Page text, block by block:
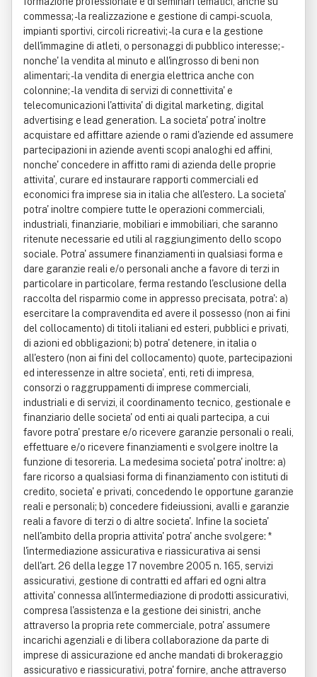
commessa; - la realizzazione e gestione di campi-scuola,
impianti sportivi, circoli ricreativi; -la cura e la gestione
dell'immagine di atleti, o personaggi di pubblico interesse; -
nonche' la vendita al minuto e all'ingrosso di beni non
alimentari; - la vendita di energia elettrica anche con
colonnine; - la vendita di servizi di connettivita' e
telecomunicazioni l'attivita' di digital marketing, digital
advertising e lead generation. La societa' potra' inoltre
acquistare ed affittare aziende o rami d'aziende ed assumere
partecipazioni in aziende aventi scopi analoghi ed affini,
nonche' concedere in affitto rami di azienda delle proprie
attivita', curare ed instaurare rapporti commerciali ed
economici fra imprese sia in italia che all'estero. La societa'
potra' inoltre compiere tutte le operazioni commerciali,
industriali, finanziarie, mobiliari e immobiliari, che saranno
ritenute necessarie ed utili al raggiungimento dello scopo
sociale. Potra' assumere finanziamenti in qualsiasi forma e
dare garanzie reali e/o personali anche a favore di terzi in
particolare in particolare, ferma restando l'esclusione della
raccolta del risparmio come in appresso precisata, potra': a)
esercitare la compravendita ed avere il possesso (non ai fini
del collocamento) di titoli italiani ed esteri, pubblici e privati,
di azioni ed obbligazioni; b) potra' detenere, in italia o
all'estero (non ai fini del collocamento) quote, partecipazioni
ed interessenze in altre societa', enti, reti di impresa,
consorzi o raggruppamenti di imprese commerciali,
industriali e di servizi, il coordinamento tecnico, gestionale e
finanziario delle societa' od enti ai quali partecipa, a cui
favore potra' prestare e/o ricevere garanzie personali o reali,
effettuare e/o ricevere finanziamenti e svolgere inoltre la
funzione di tesoreria. La medesima societa' potra' inoltre: a)
fare ricorso a qualsiasi forma di finanziamento con istituti di
credito, societa' e privati, concedendo le opportune garanzie
reali e personali; b) concedere fideiussioni, avalli e garanzie
reali a favore di terzi o di altre societa'. Infine la societa'
nell'ambito della propria attivita' potra' anche svolgere: *
l'intermediazione assicurativa e riassicurativa ai sensi
dell'art. 26 della legge 17 novembre 2005 n. 165, servizi
assicurativi, gestione di contratti ed affari ed ogni altra
attivita' connessa all'intermediazione di prodotti assicurativi,
compresa l'assistenza e la gestione dei sinistri, anche
attraverso la propria rete commerciale, potra' assumere
incarichi agenziali e di libera collaborazione da parte di
imprese di assicurazione ed anche mandati di brokeraggio
assicurativo e riassicurativi, potra' fornire, anche attraverso